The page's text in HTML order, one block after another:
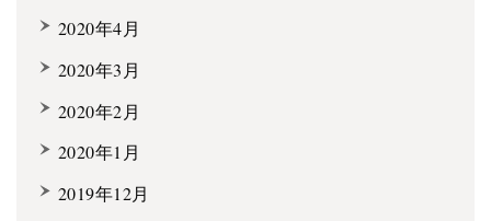
2020年4月
2020年3月
2020年2月
2020年1月
2019年12月